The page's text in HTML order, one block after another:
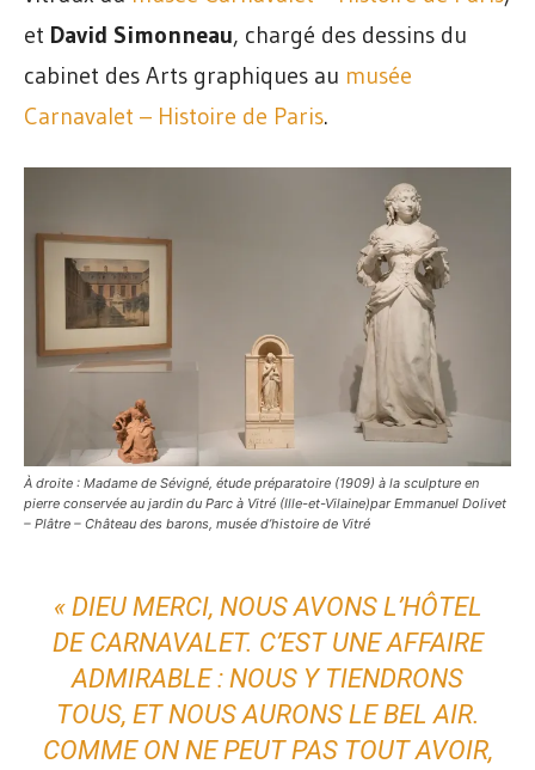
et David Simonneau, chargé des dessins du
cabinet des Arts graphiques au musée
Carnavalet – Histoire de Paris.
À droite : Madame de Sévigné, étude préparatoire (1909) à la sculpture en
pierre conservée au jardin du Parc à Vitré (Ille-et-Vilaine)par Emmanuel Dolivet
– Plâtre – Château des barons, musée d’histoire de Vitré
« DIEU MERCI, NOUS AVONS L’HÔTEL
DE CARNAVALET. C’EST UNE AFFAIRE
ADMIRABLE : NOUS Y TIENDRONS
TOUS, ET NOUS AURONS LE BEL AIR.
COMME ON NE PEUT PAS TOUT AVOIR,